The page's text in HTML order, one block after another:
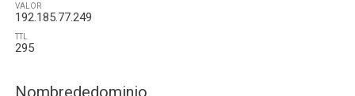
VALOR
192.185.77.249
TTL
295
Nombrededominio